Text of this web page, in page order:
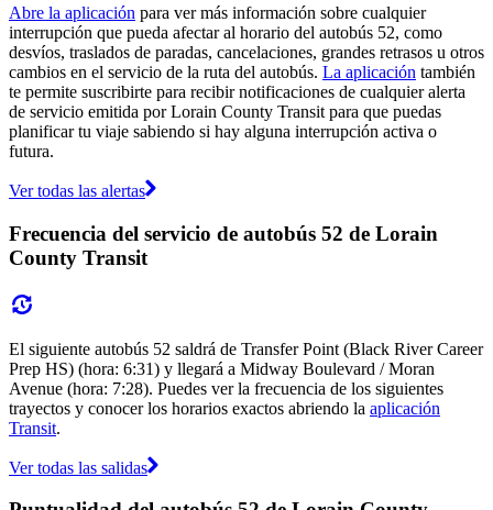
Abre la aplicación para ver más información sobre cualquier
interrupción que pueda afectar al horario del autobús 52, como
desvíos, traslados de paradas, cancelaciones, grandes retrasos u otros
cambios en el servicio de la ruta del autobús. La aplicación también
te permite suscribirte para recibir notificaciones de cualquier alerta
de servicio emitida por Lorain County Transit para que puedas
planificar tu viaje sabiendo si hay alguna interrupción activa o
futura.
Ver todas las alertas
Frecuencia del servicio de autobús 52 de Lorain
County Transit
El siguiente autobús 52 saldrá de Transfer Point (Black River Career
Prep HS) (hora: 6:31) y llegará a Midway Boulevard / Moran
Avenue (hora: 7:28). Puedes ver la frecuencia de los siguientes
trayectos y conocer los horarios exactos abriendo la aplicación
Transit.
Ver todas las salidas